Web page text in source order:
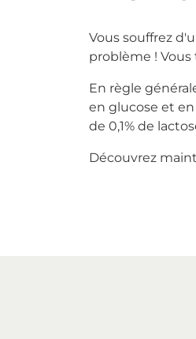
Vous souffrez
problème !
En règle
en glucose et
de 0,1% de
Découvrez